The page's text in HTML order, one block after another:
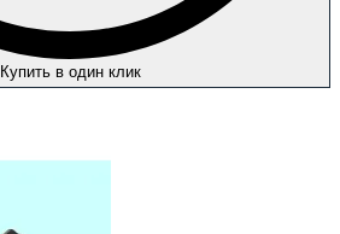
Купить в один клик